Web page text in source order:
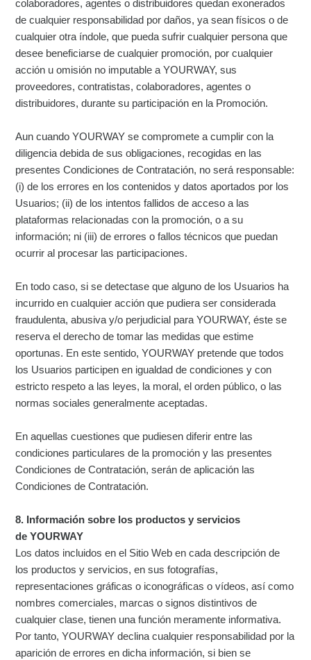
colaboradores, agentes o distribuidores quedan exonerados
de cualquier responsabilidad por daños, ya sean físicos o de
cualquier otra índole, que pueda sufrir cualquier persona que
desee beneficiarse de cualquier promoción, por cualquier
acción u omisión no imputable a YOURWAY, sus
proveedores, contratistas, colaboradores, agentes o
distribuidores, durante su participación en la Promoción.
Aun cuando YOURWAY se compromete a cumplir con la
diligencia debida de sus obligaciones, recogidas en las
presentes Condiciones de Contratación, no será responsable:
(i) de los errores en los contenidos y datos aportados por los
Usuarios; (ii) de los intentos fallidos de acceso a las
plataformas relacionadas con la promoción, o a su
información; ni (iii) de errores o fallos técnicos que puedan
ocurrir al procesar las participaciones.
En todo caso, si se detectase que alguno de los Usuarios ha
incurrido en cualquier acción que pudiera ser considerada
fraudulenta, abusiva y/o perjudicial para YOURWAY, éste se
reserva el derecho de tomar las medidas que estime
oportunas. En este sentido, YOURWAY pretende que todos
los Usuarios participen en igualdad de condiciones y con
estricto respeto a las leyes, la moral, el orden público, o las
normas sociales generalmente aceptadas.
En aquellas cuestiones que pudiesen diferir entre las
condiciones particulares de la promoción y las presentes
Condiciones de Contratación, serán de aplicación las
Condiciones de Contratación.
8. Información sobre los productos y servicios
de YOURWAY
Los datos incluidos en el Sitio Web en cada descripción de
los productos y servicios, en sus fotografías,
representaciones gráficas o iconográficas o vídeos, así como
nombres comerciales, marcas o signos distintivos de
cualquier clase, tienen una función meramente informativa.
Por tanto, YOURWAY declina cualquier responsabilidad por la
aparición de errores en dicha información, si bien se